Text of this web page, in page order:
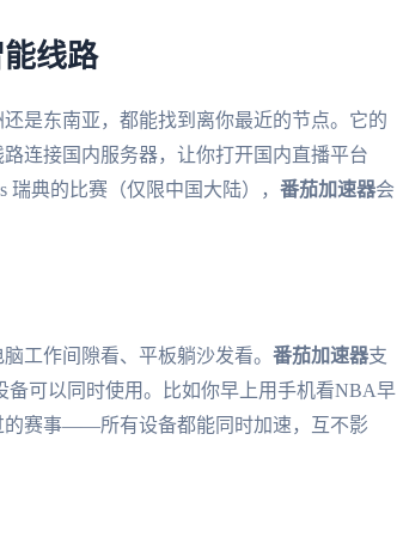
线路
是东南亚，都能找到离你最近的节点。它的
连接国内服务器，让你打开国内直播平台
典的比赛（仅限中国大陆）， 番茄加速器会
工作间隙看、平板躺沙发看。 番茄加速器支
备可以同时使用。比如你早上用手机看NBA早
的赛事——所有设备都能同时加速，互不影